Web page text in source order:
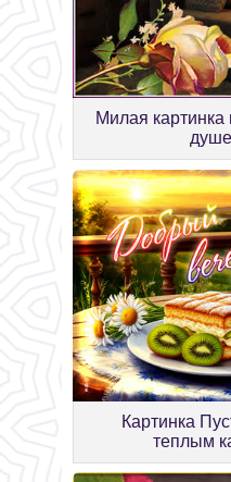
Милая картинка
Картинка
теплым